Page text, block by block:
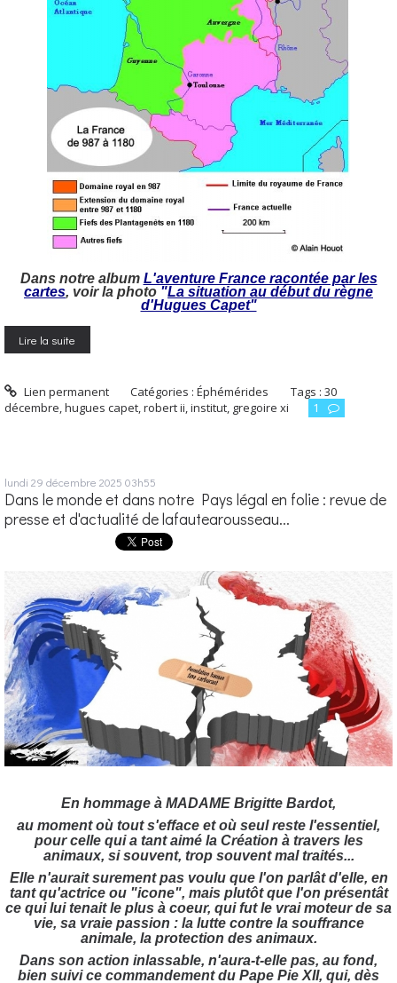
Dans notre album L'aventure France racontée par les
cartes, voir la photo "La situation au début du règne
d'Hugues Capet"
Lire la suite
Lien permanent Catégories :Éphémérides Tags :30
décembre,hugues capet,robert ii,institut, gregoire xi 1
lundi 29 décembre 2025 03h55
Dans le monde et dans notre Pays légal en folie : revue de
presse et d'actualité de lafautearousseau...
En hommage à MADAME Brigitte Bardot,
au moment où tout s'efface et où seul reste l'essentiel,
pour celle qui a tant aimé la Création à travers les
animaux, si souvent, trop souvent mal traités...
Elle n'aurait surement pas voulu que l'on parlât d'elle, en
tant qu'actrice ou "icone", mais plutôt que l'on présentât
ce qui lui tenait le plus à coeur, qui fut le vrai moteur de sa
vie, sa vraie passion : la lutte contre la souffrance
animale, la protection des animaux.
Dans son action inlassable, n'aura-t-elle pas, au fond,
bien suivi ce commandement du Pape Pie XII, qui, dès